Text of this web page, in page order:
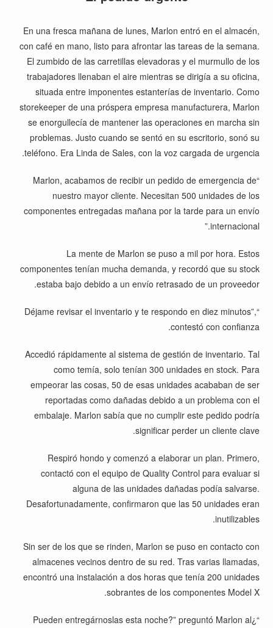
En una fresca mañana de lunes, Marlon entró en el almacén,
con café en mano, listo para afrontar las tareas de la semana.
El zumbido de las carretillas elevadoras y el murmullo de los
trabajadores llenaban el aire mientras se dirigía a su oficina,
situada entre imponentes estanterías de inventario. Como
storekeeper de una próspera empresa manufacturera, Marlon
se enorgullecía de mantener las operaciones en marcha sin
problemas. Justo cuando se sentó en su escritorio, sonó su
teléfono. Era Linda de Sales, con la voz cargada de urgencia.
“Marlon, acabamos de recibir un pedido de emergencia de
nuestro mayor cliente. Necesitan 500 unidades de los
componentes entregadas mañana por la tarde para un envío
internacional.”
La mente de Marlon se puso a mil por hora. Estos
componentes tenían mucha demanda, y recordó que su stock
estaba bajo debido a un envío retrasado de un proveedor.
“Déjame revisar el inventario y te respondo en diez minutos”,
contestó con confianza.
Accedió rápidamente al sistema de gestión de inventario. Tal
como temía, solo tenían 300 unidades en stock. Para
empeorar las cosas, 50 de esas unidades acababan de ser
reportadas como dañadas debido a un problema con el
embalaje. Marlon sabía que no cumplir este pedido podría
significar perder un cliente clave.
Respiró hondo y comenzó a elaborar un plan. Primero,
contactó con el equipo de Quality Control para evaluar si
alguna de las unidades dañadas podía salvarse.
Desafortunadamente, confirmaron que las 50 unidades eran
inutilizables.
Sin ser de los que se rinden, Marlon se puso en contacto con
almacenes vecinos dentro de su red. Tras varias llamadas,
encontró una instalación a dos horas que tenía 200 unidades
sobrantes de los componentes Model X.
“¿Pueden entregárnoslas esta noche?” preguntó Marlon al